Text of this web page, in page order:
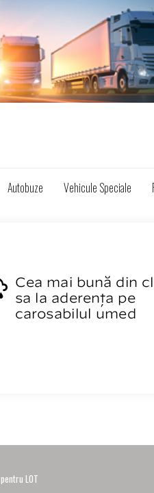
Autobuze Vehicule Speciale
LOT